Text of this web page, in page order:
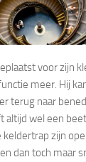
voor zijn
meer. Hij
terug naar
altijd wel een
zijn
dan toch maar